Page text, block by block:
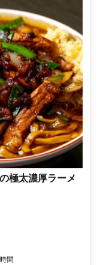
極太濃厚ラーメ
間